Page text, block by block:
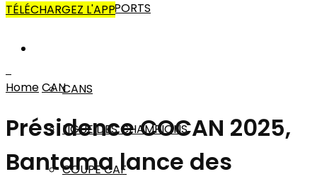
AUTRES SPORTS
CANS
LIGUE DES CHAMPIONS
COUPE CAF
TÉLÉCHARGEZ L'APP
HomeCAN
Présidence COCAN 2025,
Bantama lance des